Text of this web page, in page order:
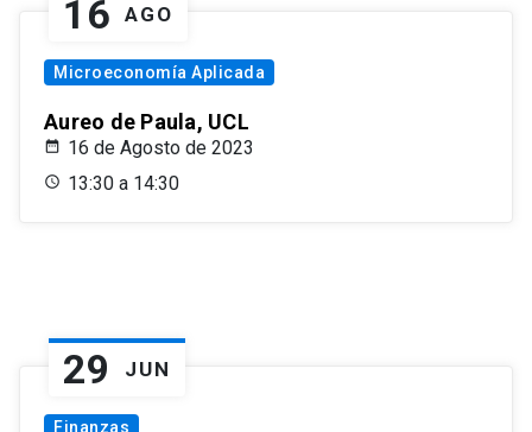
16 AGO
Microeconomía Aplicada
Aureo de Paula, UCL
16 de Agosto de 2023
13:30 a 14:30
29 JUN
Finanzas